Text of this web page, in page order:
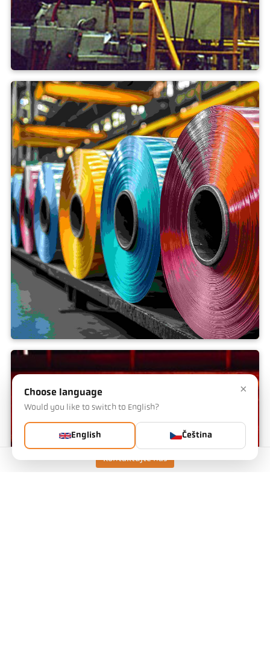
Kontaktujte nás
Páskové zinkování
Souvislost
×
Choose language
Would you like to switch to English?
English Čeština